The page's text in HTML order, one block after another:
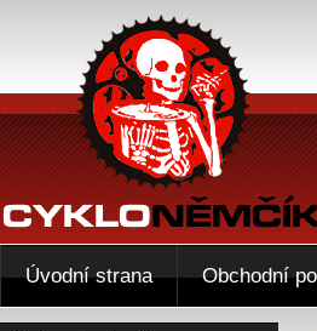
Úvodní strana Obchodní